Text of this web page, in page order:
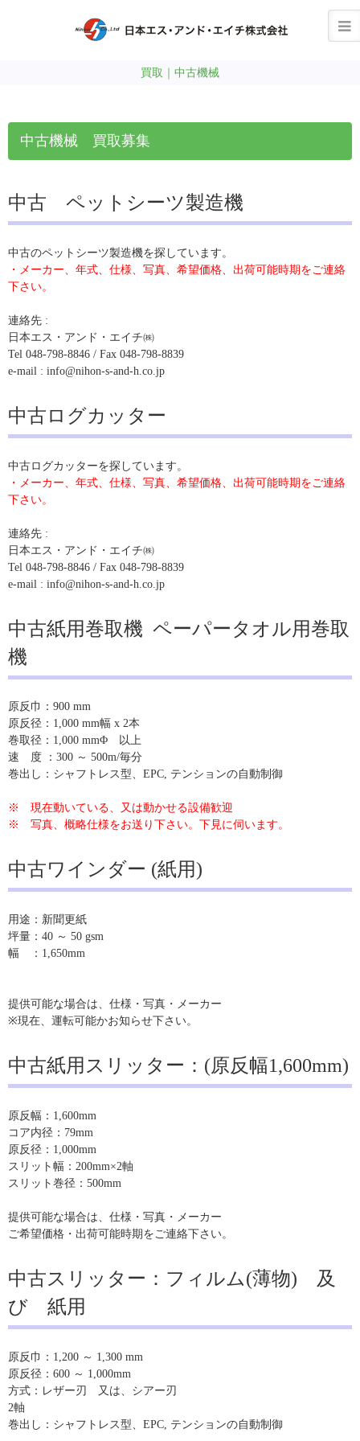
買取｜中古機械
中古機械 買取募集
中古 ペットシーツ製造機
中古のペットシーツ製造機を探しています。
・メーカー、年式、仕様、写真、希望価格、出荷可能時期をご連絡
下さい。
連絡先 :
日本エス・アンド・エイチ㈱
Tel 048-798-8846 / Fax 048-798-8839
e-mail : info@nihon-s-and-h.co.jp
中古ログカッター
中古ログカッターを探しています。
・メーカー、年式、仕様、写真、希望価格、出荷可能時期をご連絡
下さい。
連絡先 :
日本エス・アンド・エイチ㈱
Tel 048-798-8846 / Fax 048-798-8839
e-mail : info@nihon-s-and-h.co.jp
中古紙用巻取機 ペーパータオル用巻取
機
原反巾：900 mm
原反径：1,000 mm幅 x 2本
巻取径：1,000 mmΦ 以上
速 度 ：300 ～ 500m/毎分
巻出し：シャフトレス型、EPC, テンションの自動制御
※ 現在動いている、又は動かせる設備歓迎
※ 写真、概略仕様をお送り下さい。下見に伺います。
中古ワインダー (紙用)
用途：新聞更紙
坪量：40 ～ 50 gsm
幅 ：1,650mm
提供可能な場合は、仕様・写真・メーカー
※現在、運転可能かお知らせ下さい。
中古紙用スリッター：(原反幅1,600mm)
原反幅：1,600mm
コア内径：79mm
原反径：1,000mm
スリット幅：200mm×2軸
スリット巻径：500mm
提供可能な場合は、仕様・写真・メーカー
ご希望価格・出荷可能時期をご連絡下さい。
中古スリッター：フィルム(薄物) 及
び 紙用
原反巾：1,200 ～ 1,300 mm
原反径：600 ～ 1,000mm
方式：レザー刃 又は、シアー刃
2軸
巻出し：シャフトレス型、EPC, テンションの自動制御